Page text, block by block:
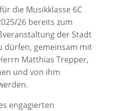
die Musikklasse 6C
26 bereits zum
der Stadt
dürfen, gemeinsam mit
Matthias Trepper,
und von ihm
engagierten